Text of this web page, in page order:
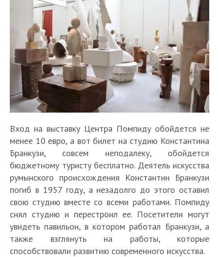
Вход на выставку Центра Помпиду обойдется не
менее 10 евро, а вот билет на студию Константина
Бранкузи, совсем неподалеку, обойдется
бюджетному туристу бесплатно. Деятель искусства
румынского происхождения Константин Бранкузи
погиб в 1957 году, а незадолго до этого оставил
свою студию вместе со всеми работами. Помпиду
снял студию и перестроил ее. Посетители могут
увидеть павильон, в котором работал Бранкузи, а
также взглянуть на работы, которые
способствовали развитию современного искусства.